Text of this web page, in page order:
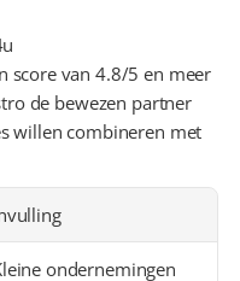
score van 4.8/5 en meer
de bewezen partner
willen combineren met
ondernemingen